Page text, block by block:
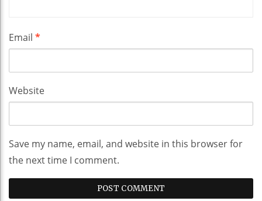
Email *
Website
Save my name, email, and website in this browser for
the next time I comment.